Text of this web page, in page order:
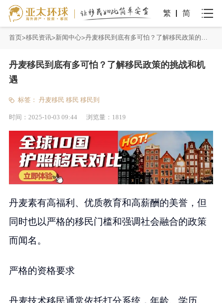
繁 简
首页 移民资讯 新闻中心 丹麦移民到底有多可怕？了解移民政策的挑战和机遇
丹麦移民到底有多可怕？了解移民政策的挑战和机
遇
标签： 丹麦移民 移民 移民到
时间： 2025-10-03 09:44 浏览量： 1819
丹麦素有高福利、优质教育和高薪酬的美誉，但
同时也以严格的移民门槛和强调社会融合的政策
而闻名。
严格的资格要求
丹麦技术移民通常依托打分系统，年龄、学历、